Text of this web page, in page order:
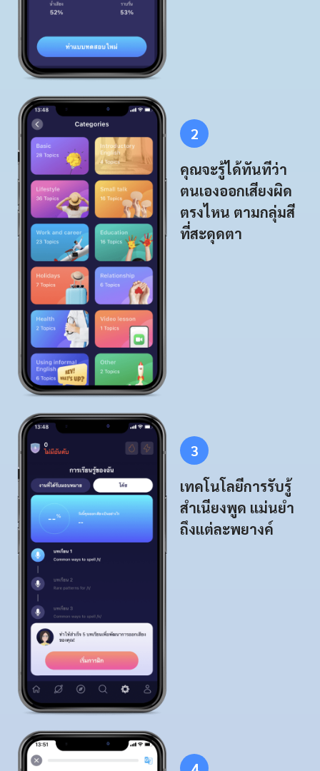
2
คุณจะรู้ได้ทันทีว่า
ตนเองออกเสียงผิด
ตรงไหน ตามกลุ่มสี
ที่สะดุดตา
3
เทคโนโลยีการรับรู้
สำเนียงพูด แม่นยำ
ถึงแต่ละพยางค์